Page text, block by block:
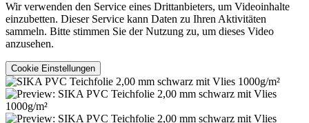
Wir verwenden den Service eines Drittanbieters, um Videoinhalte
einzubetten. Dieser Service kann Daten zu Ihren Aktivitäten
sammeln. Bitte stimmen Sie der Nutzung zu, um dieses Video
anzusehen.
Cookie Einstellungen